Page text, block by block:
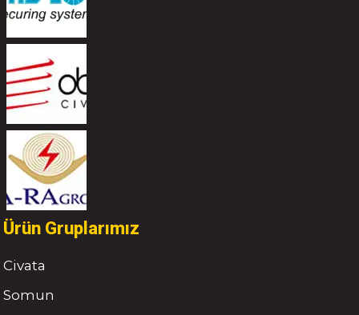
Ürün Gruplarımız
Civata
Somun